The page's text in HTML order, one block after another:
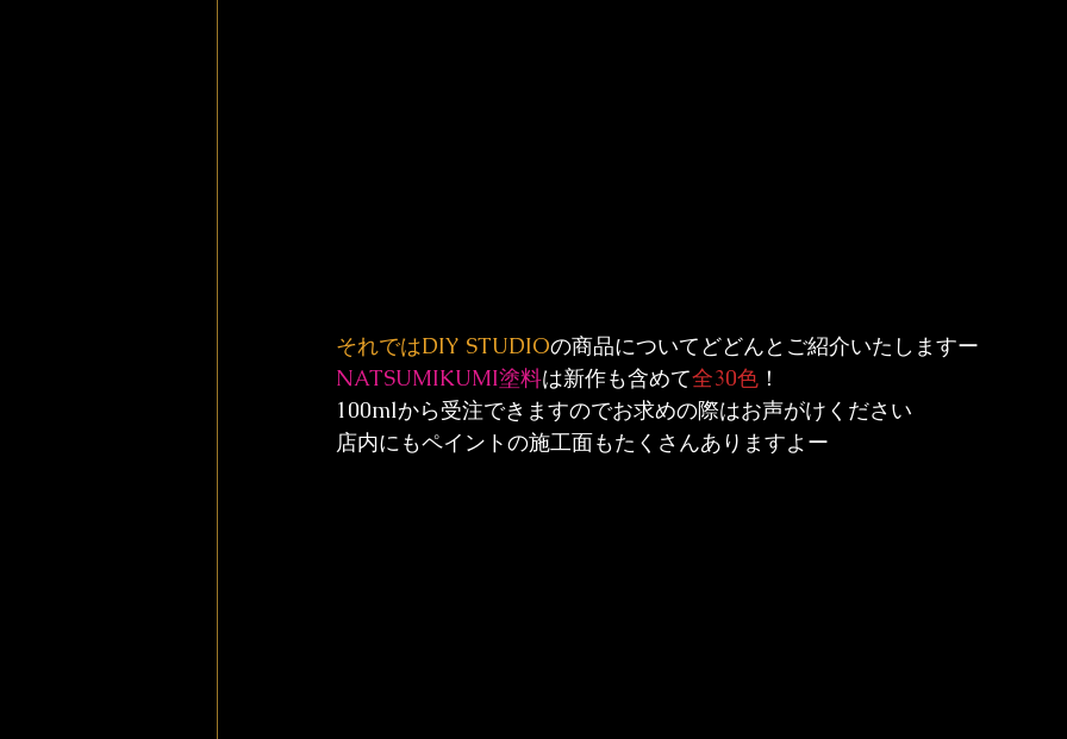
それではDIY STUDIOの商品についてどどんとご紹介いたしますー
NATSUMIKUMI塗料は新作も含めて全30色 ！
100mlから受注できますのでお求めの際はお声がけください
店内にもペイントの施工面もたくさんありますよー